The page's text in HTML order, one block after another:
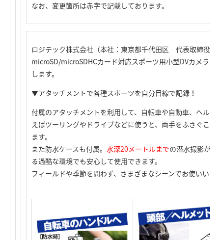
なお、変更箇所は赤字で記載しております。
ロジテック株式会社（本社：東京都千代田区 代表取締役社
microSD/microSDHCカード対応スポーツ用小型DVカメラ「
します。
▼アタッチメントで各種スポーツを自分目線で記録！
付属のアタッチメントを利用して、自転車や自動車、ヘル
えばツーリングやドライブなどに使うと、両手をふさぐこ
ます。
また防水ケースも付属。 水深20メートルまでの潜水撮影が
る過酷な環境でも安心して使用できます。
フィールドや季節を問わず、さまざまなシーンでお使いいた